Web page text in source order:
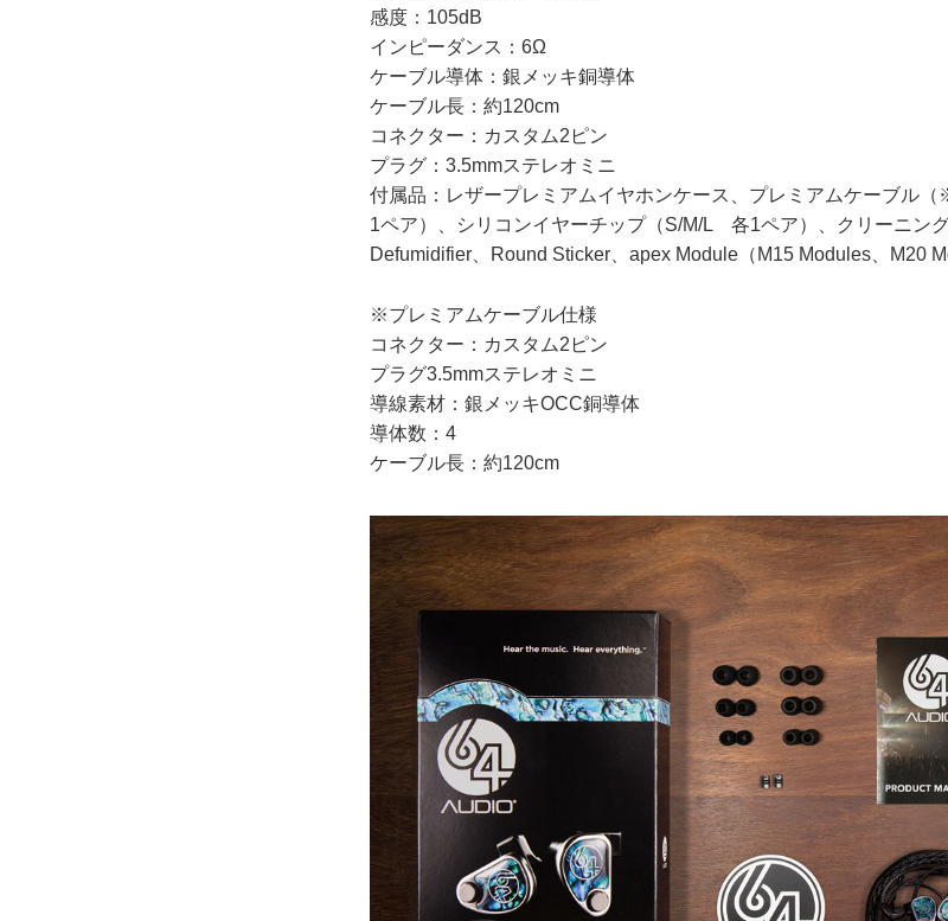
感度：105dB
インピーダンス：6Ω
ケーブル導体：銀メッキ銅導体
ケーブル長：約120cm
コネクター：カスタム2ピン
プラグ：3.5mmステレオミニ
付属品：レザープレミアムイヤホンケース、プレミアムケーブル
1ペア）、シリコンイヤーチップ（S/M/L 各1ペア）、クリーニン
Defumidifier、Round Sticker、apex Module（M15 Modules、M20
※プレミアムケーブル仕様
コネクター：カスタム2ピン
プラグ3.5mmステレオミニ
導線素材：銀メッキOCC銅導体
導体数：4
ケーブル長：約120cm